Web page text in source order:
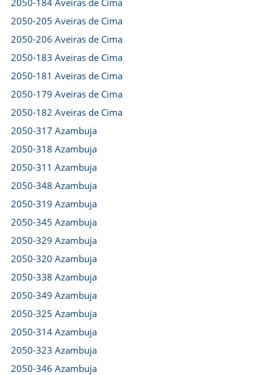
2050-184 Aveiras de Cima
2050-205 Aveiras de Cima
2050-206 Aveiras de Cima
2050-183 Aveiras de Cima
2050-181 Aveiras de Cima
2050-179 Aveiras de Cima
2050-182 Aveiras de Cima
2050-317 Azambuja
2050-318 Azambuja
2050-311 Azambuja
2050-348 Azambuja
2050-319 Azambuja
2050-345 Azambuja
2050-329 Azambuja
2050-320 Azambuja
2050-338 Azambuja
2050-349 Azambuja
2050-325 Azambuja
2050-314 Azambuja
2050-323 Azambuja
2050-346 Azambuja